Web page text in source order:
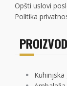
Opšti uslovi
Politika